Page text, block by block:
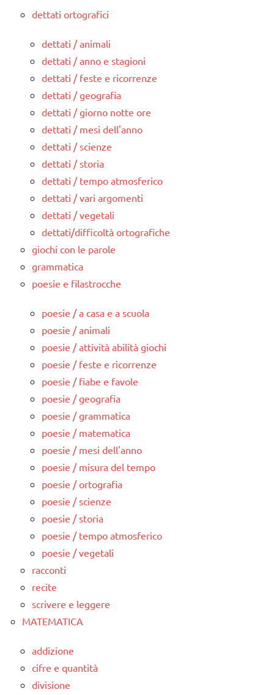
dettati ortografici
dettati / animali
dettati / anno e stagioni
dettati / feste e ricorrenze
dettati / geografia
dettati / giorno notte ore
dettati / mesi dell'anno
dettati / scienze
dettati / storia
dettati / tempo atmosferico
dettati / vari argomenti
dettati / vegetali
dettati/difficoltà ortografiche
giochi con le parole
grammatica
poesie e filastrocche
poesie / a casa e a scuola
poesie / animali
poesie / attività abilità giochi
poesie / feste e ricorrenze
poesie / fiabe e favole
poesie / geografia
poesie / grammatica
poesie / matematica
poesie / mesi dell'anno
poesie / misura del tempo
poesie / ortografia
poesie / scienze
poesie / storia
poesie / tempo atmosferico
poesie / vegetali
racconti
recite
scrivere e leggere
MATEMATICA
addizione
cifre e quantità
divisione